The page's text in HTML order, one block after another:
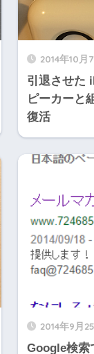
2014年10月
引退させた
ピーカーと
復活
2014年9月
Google検索